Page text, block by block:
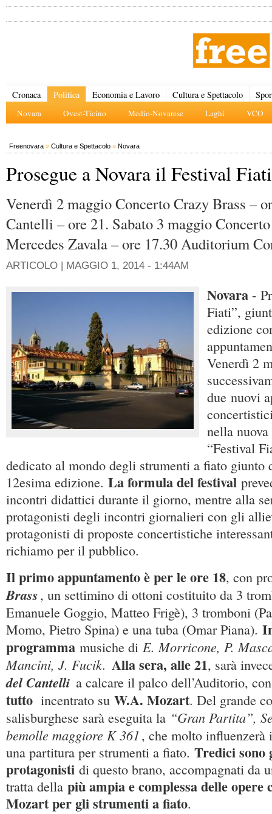
Cronaca Politica
Novara Ovest-Ticino Medio-Novarese Laghi VCO
Economia e Lavoro Cultura e Spettacolo
Freenovara » Cultura e Spettacolo » Novara
Prosegue a Novara il Festival Fiati
Venerdì 2 maggio Concerto Crazy Brass –
Cantelli – ore 21. Sabato 3 maggio
Mercedes Zavala – ore 17.30 Auditorium
ARTICOLO | MAGGIO 1, 2014 - 1:44AM
Novara -
Fiati”,
edizione
Venerdì 2
due nuovi
nella
“Festival
dedicato al mondo degli strumenti a fiato giunto
12esima edizione. La formula del festival
incontri didattici durante il giorno, mentre alla
protagonisti degli incontri giornalieri con gli
protagonisti di proposte concertistiche
richiamo per il pubblico.
Il primo appuntamento è per le ore 18, con
Brass, un settimino di ottoni costituito da 3
Emanuele Goggio, Matteo Frigè), 3 tromboni
Momo, Pietro Spina) e una tuba (Omar Piana).
programma musiche di E. Morricone, P.
Mancini, J. Fucik. Alla sera, alle 21, sarà
del Cantelli a calcare il palco dell’Auditorio,
tutto incentrato su W.A. Mozart. Del grande
salisburghese sarà eseguita la “Gran Partita”,
bemolle maggiore K 361 , che molto
una partitura per strumenti a fiato. Tredici
protagonisti di questo brano, accompagnati da
tratta della più ampia e complessa delle opere
Mozart per gli strumenti a fiato.